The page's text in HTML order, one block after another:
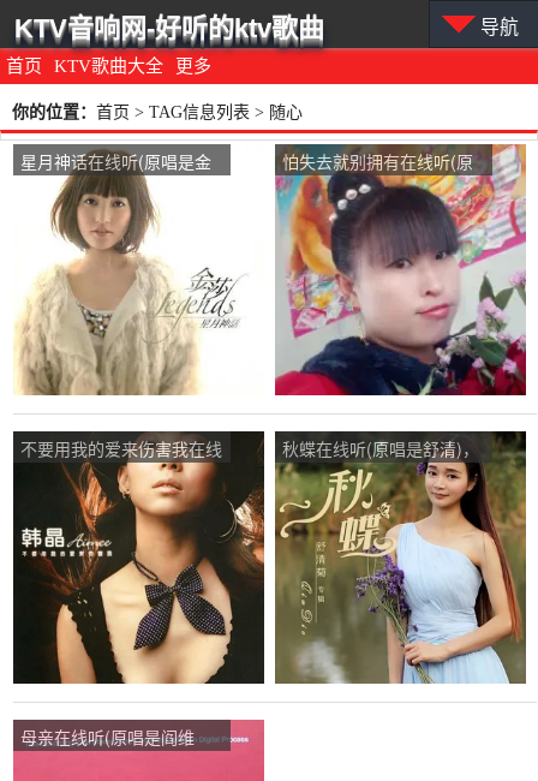
首页 KTV歌曲大全 更多
KTV音响网-好听的ktv歌曲 导航
你的位置： 首页 > TAG信息列表 > 随心
星月神话在线听(原唱是金
莎)，随心演唱点播:29次
怕失去就别拥有在线听(原
唱是孟杨)，随心演唱点
播:72次
不要用我的爱来伤害我在线
听(原唱是韩晶)，随心演唱
点播:30次
秋蝶在线听(原唱是舒清)，
随心演唱点播:60次
母亲在线听(原唱是阎维